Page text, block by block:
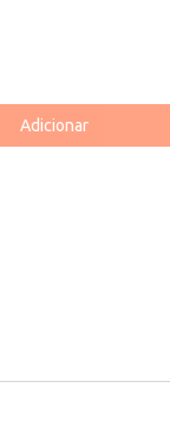
Adicionar